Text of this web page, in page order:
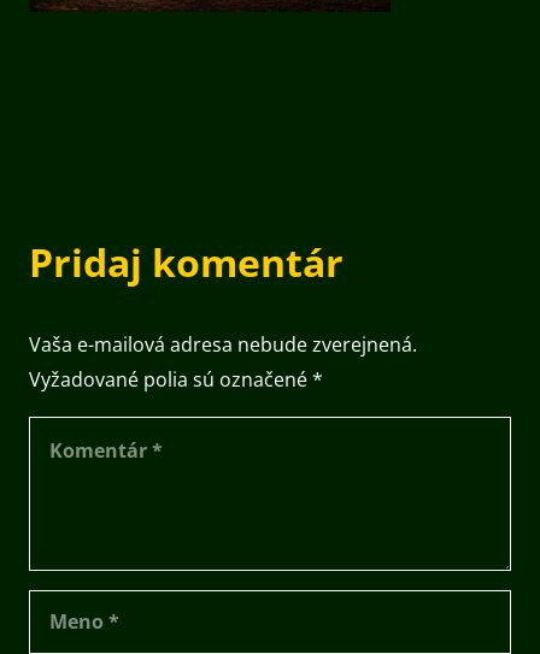
Pridaj komentár
Vaša e-mailová adresa nebude zverejnená.
Vyžadované polia sú označené*